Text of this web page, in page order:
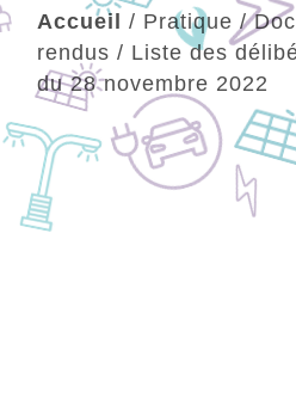
Accueil / Pratique /
rendus / Liste des
du 28 novembre 2022